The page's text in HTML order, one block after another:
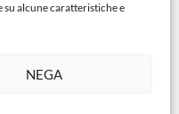
alcune caratteristiche e
NEGA